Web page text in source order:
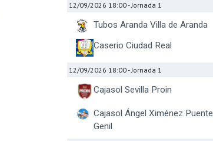
12/09/2026 18:00- Jornada 1
Tubos Aranda Villa de Aranda
Caserio Ciudad Real
12/09/2026 18:00- Jornada 1
Cajasol Sevilla Proin
Cajasol Ángel Ximénez Puente
Genil